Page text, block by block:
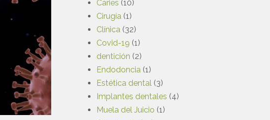
Caries (10)
Cirugía (1)
Clínica (32)
Covid-19 (1)
dentición (2)
Endodoncia (1)
Estética dental (3)
Implantes dentales (4)
Muela del Juicio (1)